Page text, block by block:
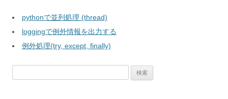
pythonで並列処理 (thread)
loggingで例外情報を出力する
例外処理(try, except, finally)